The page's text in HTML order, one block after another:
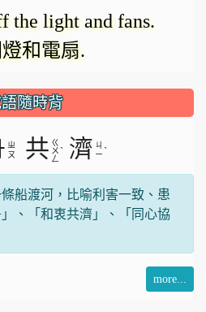
載
入。影
片
the light and fans.
和電扇.
隨時背
ㄓ
ㄡ
共 ㄍ
ㄨ
ㄥ
ˋ 濟 ㄐ
ㄧ ˋ
船渡河，比喻利害一致、患
、「和衷共濟」、「同心協
more...